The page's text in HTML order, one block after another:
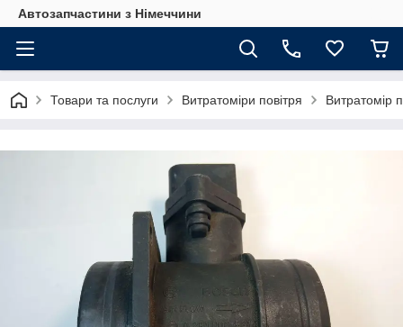
Автозапчастини з Німеччини
Товари та послуги Витратоміри повітря Витратомір